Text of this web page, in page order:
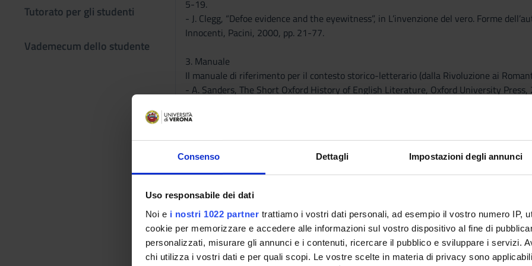
Consenso Dettagli Impostazioni degli annunci
Uso responsabile dei dati
Noi e i nostri 1022 partner trattiamo i vostri dati personali, ad esempio il vostro numero IP,
cookie per memorizzare e accedere alle informazioni sul vostro dispositivo al fine di
personalizzati, misurare gli annunci e i contenuti, ricercare il pubblico e sviluppare i servizi.
chi utilizza i vostri dati e per quali scopi. Le vostre scelte in materia di privacy sono
Tutorato per gli studenti
Vademecum dello studente
5-19.
- J. Clegg, “Defoe evidence and the eyewitness”, in L’invenzione del vero. Forme
Innocenti, Pacini, 2000, pp. 21-77.
3. Manuale
Il manuale di riferimento per il contesto storico-letterario (dalla Rivoluzione ai
- A. Sanders, The Short Oxford History of English Literature, Oxford University
AUTORE TITOLO CASA
vero. Forme dell’autenticazione nel
romanzo inglese del ’700, a cura di
Loretta Innocenti